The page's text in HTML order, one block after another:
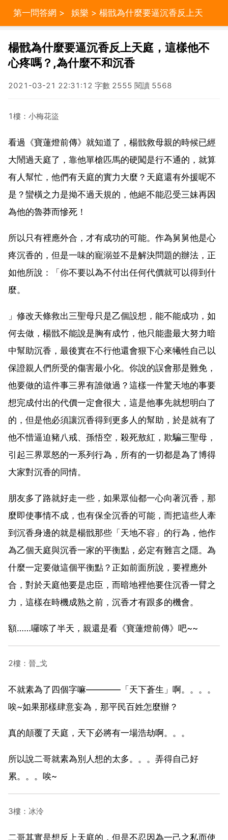
第一問答網 > 娛樂 > 楊戩為什麼要逼沉香反上天
庭，這樣他不心疼嗎？,為什麼不和沉香
楊戩為什麼要逼沉香反上天庭，這樣他不
心疼嗎？,為什麼不和沉香
2021-03-21 22:31:12 字數 2555 閱讀 5568
1樓：小梅花盜
看過《寶蓮燈前傳》就知道了，楊戩救母親的時候已經
大鬧過天庭了，靠他單槍匹馬的硬闖是行不通的，就算
有人幫忙，他們有天庭的實力大麼？天庭還有外援呢不
是？蠻橫之力是拗不過天規的，他絕不能忍受三妹再因
為他的魯莽而慘死！
所以只有裡應外合，才有成功的可能。作為舅舅他是心
疼沉香的，但是一味的寵溺並不是解決問題的辦法，正
如他所說：「你不要以為不付出任何代價就可以得到什
麼。
」修改天條救出三聖母只是乙個設想，能不能成功，如
何去做，楊戩不能說是胸有成竹，他只能盡最大努力暗
中幫助沉香，最後實在不行他還會狠下心來犧牲自己以
保證親人們所受的傷害最小化。你說的誤會那是難免，
他要做的這件事三界有誰做過？這樣一件驚天地的事要
想完成付出的代價一定會很大，這是他事先就想明白了
的，但是他必須讓沉香得到更多人的幫助，於是就有了
他不惜逼迫豬八戒、孫悟空，殺死敖紅，欺騙三聖母，
引起三界眾怒的一系列行為，所有的一切都是為了博得
大家對沉香的同情。
朋友多了路就好走一些，如果眾仙都一心向著沉香，那
麼即使事情不成，也有保全沉香的可能，而把這些人牽
到沉香身邊的就是楊戩那些「天地不容」的行為，他作
為乙個天庭與沉香一家的平衡點，必定有難言之隱。為
什麼一定要做這個平衡點？正如前面所說，要裡應外
合，對於天庭他要是忠臣，而暗地裡他要住沉香一臂之
力，這樣在時機成熟之前，沉香才有跟多的機會。
額……囉嗦了半天，親還是看《寶蓮燈前傳》吧~~
2樓：晉_戈
不就素為了四個字嘛————「天下蒼生」啊。。。。
唉~如果那樣肆意妄為，那平民百姓怎麼辦？
真的顛覆了天庭，天下必將有一場浩劫啊。。。
所以說二哥就素為別人想的太多。。。弄得自己好
累。。。唉~
3樓：冰泠
二哥其實是想反上天庭的，但是不忍因為一己之私而使